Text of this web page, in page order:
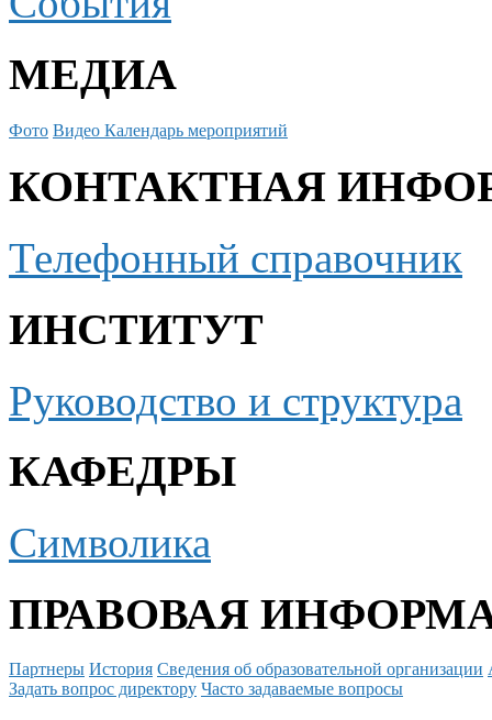
МЕДИА
Фото Видео Календарь мероприятий
КОНТАКТНАЯ
Телефонный справочник
ИНСТИТУТ
Руководство и структура
КАФЕДРЫ
Символика
ПРАВОВАЯ
Партнеры История Сведения об образовательной организации
Задать вопрос директору Часто задаваемые вопросы